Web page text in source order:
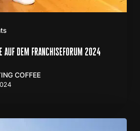
auf dem franchiseforum 2024
COFFEE